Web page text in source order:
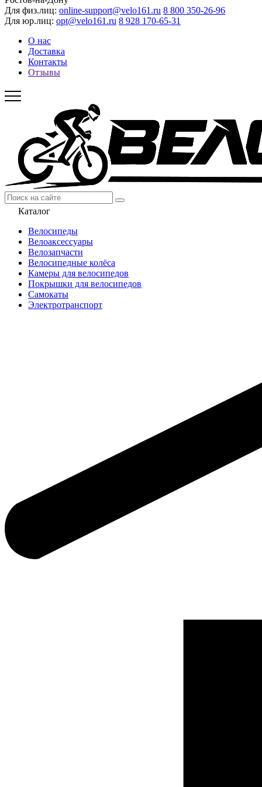
Для физ.лиц: online-support@velo161.ru 8 800 350-26-96
Для юр.лиц: opt@velo161.ru 8 928 170-65-31
О нас
Доставка
Контакты
Отзывы
Каталог
Велосипеды
Велоаксессуары
Велозапчасти
Велосипедные колёса
Камеры для велосипедов
Покрышки для велосипедов
Самокаты
Электротранспорт